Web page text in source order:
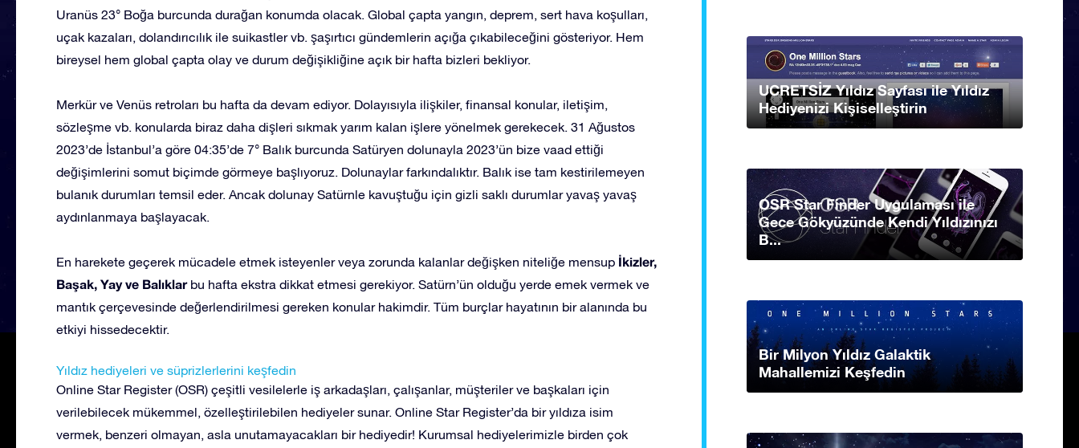
Uranüs 23° Boğa burcunda durağan konumda olacak. Global çapta yangın, deprem, sert hava koşulları,
uçak kazaları, dolandırıcılık ile suikastler vb. şaşırtıcı gündemlerin açığa çıkabileceğini gösteriyor. Hem
bireysel hem global çapta olay ve durum değişikliğine açık bir hafta bizleri bekliyor.
Merkür ve Venüs retroları bu hafta da devam ediyor. Dolayısıyla ilişkiler, finansal konular, iletişim,
sözleşme vb. konularda biraz daha dişleri sıkmak yarım kalan işlere yönelmek gerekecek. 31 Ağustos
2023’de İstanbul’a göre 04:35’de 7° Balık burcunda Satüryen dolunayla 2023’ün bize vaad ettiği
değişimlerini somut biçimde görmeye başlıyoruz. Dolunaylar farkındalıktır. Balık ise tam kestirilemeyen
bulanık durumları temsil eder. Ancak dolunay Satürnle kavuştuğu için gizli saklı durumlar yavaş yavaş
aydınlanmaya başlayacak.
En harekete geçerek mücadele etmek isteyenler veya zorunda kalanlar değişken niteliğe mensup İkizler,
Başak, Yay ve Balıklarbu hafta ekstra dikkat etmesi gerekiyor. Satürn’ün olduğu yerde emek vermek ve
mantık çerçevesinde değerlendirilmesi gereken konular hakimdir. Tüm burçlar hayatının bir alanında bu
etkiyi hissedecektir.
Yıldız hediyeleri ve süprizlerlerini keşfedin
Online Star Register (OSR) çeşitli vesilelerle iş arkadaşları, çalışanlar, müşteriler ve başkaları için
verilebilecek mükemmel, özelleştirilebilen hediyeler sunar. Online Star Register’da bir yıldıza isim
vermek, benzeri olmayan, asla unutamayacakları bir hediyedir! Kurumsal hediyelerimizle birden çok
UCRETSİZ Yıldız Sayfası ile Yıldız
Hediyenizi Kişiselleştirin
OSR Star Finder Uygulaması ile
Gece Gökyüzünde Kendi Yıldızınızı
B...
Bir Milyon Yıldız Galaktik
Mahallemizi Keşfedin